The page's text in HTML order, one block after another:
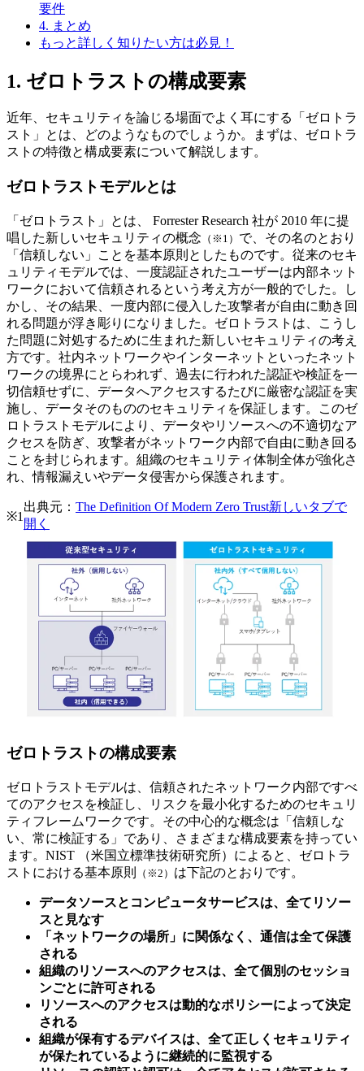
要件
4. まとめ
もっと詳しく知りたい方は必見！
1. ゼロトラストの構成要素
近年、セキュリティを論じる場面でよく耳にする「ゼロトラ
スト」とは、どのようなものでしょうか。まずは、ゼロトラ
ストの特徴と構成要素について解説します。
ゼロトラストモデルとは
「ゼロトラスト」とは、 Forrester Research 社が 2010 年に提
唱した新しいセキュリティの概念 （※1） で、その名のとおり
「信頼しない」ことを基本原則としたものです。従来のセキ
ュリティモデルでは、一度認証されたユーザーは内部ネット
ワークにおいて信頼されるという考え方が一般的でした。し
かし、その結果、一度内部に侵入した攻撃者が自由に動き回
れる問題が浮き彫りになりました。ゼロトラストは、こうし
た問題に対処するために生まれた新しいセキュリティの考え
方です。社内ネットワークやインターネットといったネット
ワークの境界にとらわれず、過去に行われた認証や検証を一
切信頼せずに、データへアクセスするたびに厳密な認証を実
施し、データそのもののセキュリティを保証します。このゼ
ロトラストモデルにより、データやリソースへの不適切なア
クセスを防ぎ、攻撃者がネットワーク内部で自由に動き回る
ことを封じられます。組織のセキュリティ体制全体が強化さ
れ、情報漏えいやデータ侵害から保護されます。
※1
出典元： The Definition Of Modern Zero Trust新しいタブで
開く
ゼロトラストの構成要素
ゼロトラストモデルは、信頼されたネットワーク内部ですべ
てのアクセスを検証し、リスクを最小化するためのセキュリ
ティフレームワークです。その中心的な概念は「信頼しな
い、常に検証する」であり、さまざまな構成要素を持ってい
ます。NIST （米国立標準技術研究所）によると、ゼロトラ
ストにおける基本原則
（※2） は下記のとおりです。
データソースとコンピュータサービスは、全てリソー
スと見なす
「ネットワークの場所」に関係なく、通信は全て保護
される
組織のリソースへのアクセスは、全て個別のセッショ
ンごとに許可される
リソースへのアクセスは動的なポリシーによって決定
される
組織が保有するデバイスは、全て正しくセキュリティ
が保たれているように継続的に監視する